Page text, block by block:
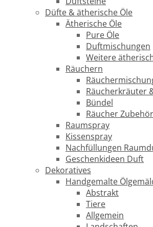
Düfte & ätherische Öle
Ätherische Öle
Pure Öle
Duftmischungen
Weitere
Räuchern
Räucherkräuter
Bündel
Räucher Zubehör
Raumspray
Kissenspray
Nachfüllungen
Geschenkideen Duft
Dekoratives
Handgemalte
Abstrakt
Tiere
Allgemein